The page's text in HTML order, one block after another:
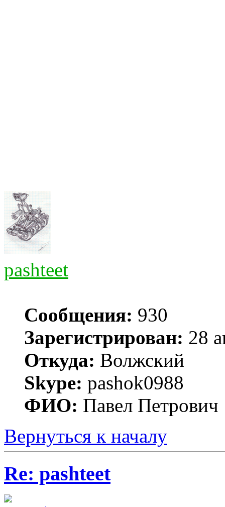
pashteet
Сообщения: 930
Зарегистрирован: 28
Откуда: Волжский
Skype: pashok0988
ФИО: Павел Петрович
Вернуться к началу
Re: pashteet